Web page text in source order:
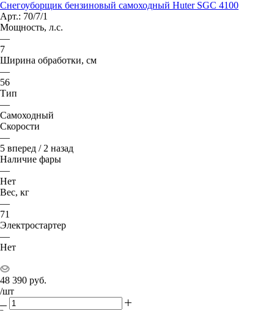
Снегоуборщик бензиновый самоходный Huter SGC 4100
Арт.: 70/7/1
Мощность, л.с.
—
7
Ширина обработки, см
—
56
Тип
—
Самоходный
Скорости
—
5 вперед / 2 назад
Наличие фары
—
Нет
Вес, кг
—
71
Электростартер
—
Нет
48 390 руб.
/шт